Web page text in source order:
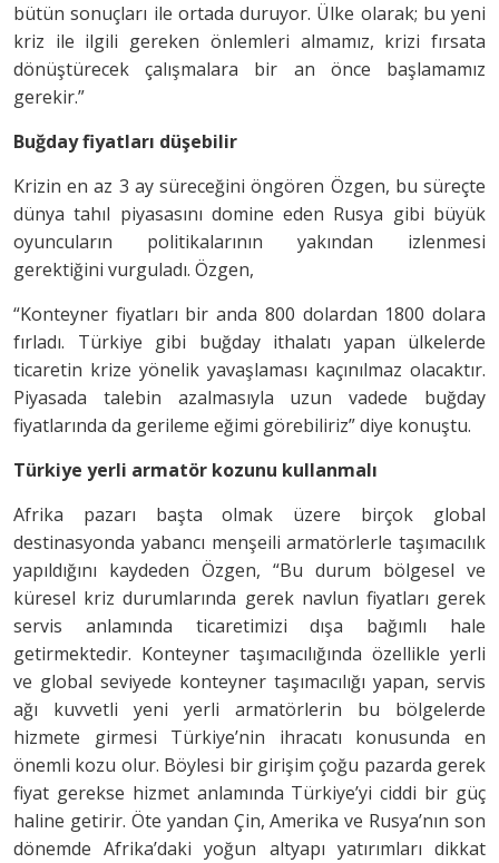
bütün sonuçları ile ortada duruyor. Ülke olarak; bu yeni
kriz ile ilgili gereken önlemleri almamız, krizi fırsata
dönüştürecek çalışmalara bir an önce başlamamız
gerekir.”
Buğday fiyatları düşebilir
Krizin en az 3 ay süreceğini öngören Özgen, bu süreçte
dünya tahıl piyasasını domine eden Rusya gibi büyük
oyuncuların politikalarının yakından izlenmesi
gerektiğini vurguladı. Özgen,
“Konteyner fiyatları bir anda 800 dolardan 1800 dolara
fırladı. Türkiye gibi buğday ithalatı yapan ülkelerde
ticaretin krize yönelik yavaşlaması kaçınılmaz olacaktır.
Piyasada talebin azalmasıyla uzun vadede buğday
fiyatlarında da gerileme eğimi görebiliriz” diye konuştu.
Türkiye yerli armatör kozunu kullanmalı
Afrika pazarı başta olmak üzere birçok global
destinasyonda yabancı menşeili armatörlerle taşımacılık
yapıldığını kaydeden Özgen, “Bu durum bölgesel ve
küresel kriz durumlarında gerek navlun fiyatları gerek
servis anlamında ticaretimizi dışa bağımlı hale
getirmektedir. Konteyner taşımacılığında özellikle yerli
ve global seviyede konteyner taşımacılığı yapan, servis
ağı kuvvetli yeni yerli armatörlerin bu bölgelerde
hizmete girmesi Türkiye’nin ihracatı konusunda en
önemli kozu olur. Böylesi bir girişim çoğu pazarda gerek
fiyat gerekse hizmet anlamında Türkiye’yi ciddi bir güç
haline getirir. Öte yandan Çin, Amerika ve Rusya’nın son
dönemde Afrika’daki yoğun altyapı yatırımları dikkat